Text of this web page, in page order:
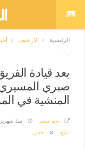
الرئيسية الارشيف
بعد قيادة
صبري
المنشية في
تحيا مصر منذ
تبليغ
حذف